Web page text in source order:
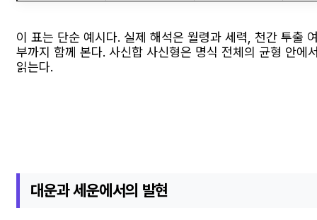
이 표는 단순 예시다. 실제 해석은 월령과 세력, 천간 투출
부까지 함께 본다. 사신합 사신형은 명식 전체의 균형 안에
읽는다.
대운과 세운에서의 발현